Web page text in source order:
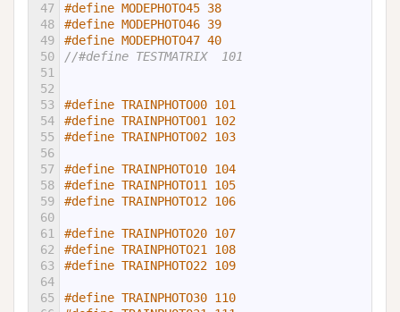
47
48
49
50
51
52
53
54
55
56
57
58
59
60
61
62
63
64
65
#define MODEPHOTO45 38
#define MODEPHOTO46 39
#define MODEPHOTO47 40
//#define TESTMATRIX  101
#define TRAINPHOTO00 101
#define TRAINPHOTO01 102
#define TRAINPHOTO02 103
#define TRAINPHOTO10 104
#define TRAINPHOTO11 105
#define TRAINPHOTO12 106
#define TRAINPHOTO20 107
#define TRAINPHOTO21 108
#define TRAINPHOTO22 109
#define TRAINPHOTO30 110